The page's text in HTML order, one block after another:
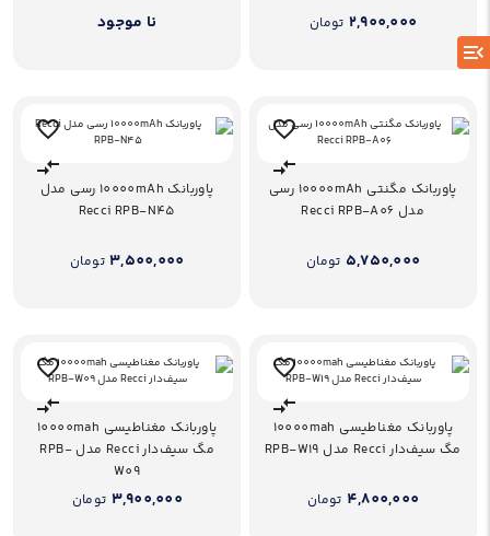
2,900,000 تومان نا موجود
پاوربانک مگنتی 10000mAh رسی
مدل Recci RPB-A06
5,750,000 تومان
پاوربانک 10000mAh رسی مدل
Recci RPB-N45
3,500,000 تومان
پاوربانک مغناطیسی 10000mah
مگ سیف‌دار Recci مدل RPB-W19
4,800,000 تومان
پاوربانک مغناطیسی 10000mah
مگ سیف‌دار Recci مدل RPB-
W09
3,900,000 تومان